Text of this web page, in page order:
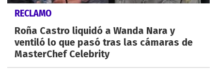
RECLAMO
Roña Castro liquidó a Wanda Nara y
ventiló lo que pasó tras las cámaras de
MasterChef Celebrity